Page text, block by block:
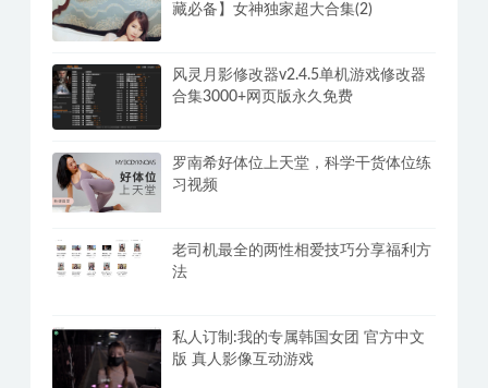
藏必备】女神独家超大合集(2)
风灵月影修改器v2.4.5单机游戏修改器
合集3000+网页版永久免费
罗南希好体位上天堂，科学干货体位练
习视频
老司机最全的两性相爱技巧分享福利方
法
私人订制:我的专属韩国女团 官方中文
版 真人影像互动游戏